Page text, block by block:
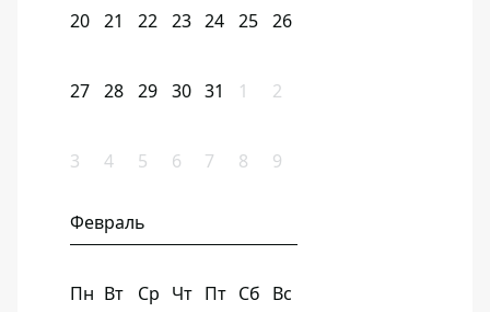
20 21 22 23 24 25 26
27 28 29 30 31 1 2
3 4 5 6 7 8 9
Февраль
Пн Вт Ср Чт Пт Сб Вс